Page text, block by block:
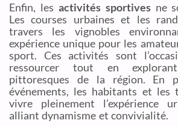
Enfin, les activités sportivesne
Les courses urbaines et les
travers les vignobles
expérience unique pour les
sport. Ces activités sont
ressourcer tout en
pittoresques de la région. En
événements, les habitants et les
vivre pleinement l’expérience
alliant dynamisme et convivialité.